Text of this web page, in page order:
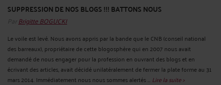
SUPPRESSION DE NOS BLOGS !!! BATTONS NOUS
Par Brigitte BOGUCKI
Le voile est levé. Nous avons appris par la bande que le CNB (conseil national
des barreaux), propriétaire de cette blogosphère qui en 2007 nous avait
demandé de nous engager pour la profession en ouvrant des blogs et en
écrivant des articles, avait décidé unilatéralement de fermer la plate forme au 31
mars 2014. Immédiatement nous nous sommes alertés ... Lire la suite >